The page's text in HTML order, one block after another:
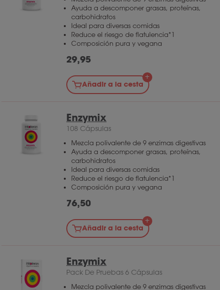
Ayuda a descomponer grasas, proteínas,
carbohidratos
Ideal para diversas comidas
Reduce el riesgo de flatulencia*1
Composición pura y vegana
29,95
Añadir a la cesta
Enzymix
108 Cápsulas
Mezcla polivalente de 9 enzimas digestivas
Ayuda a descomponer grasas, proteínas,
carbohidratos
Ideal para diversas comidas
Reduce el riesgo de flatulencia*1
Composición pura y vegana
76,50
Añadir a la cesta
Enzymix
Pack De Pruebas 6 Cápsulas
Mezcla polivalente de 9 enzimas digestivas